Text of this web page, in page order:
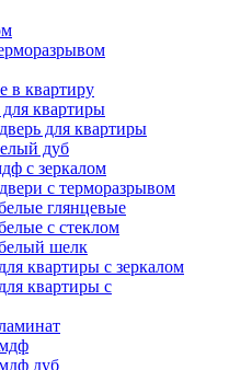
в квартиру
квартиры
для квартиры
дуб
с зеркалом
с терморазрывом
глянцевые
с стеклом
шелк
квартиры с зеркалом
квартиры с
дуб